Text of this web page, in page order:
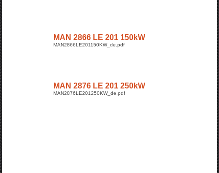
MAN 2866 LE 201 150kW
MAN2866LE201150KW_de.pdf
MAN 2876 LE 201 250kW
MAN2876LE201250KW_de.pdf